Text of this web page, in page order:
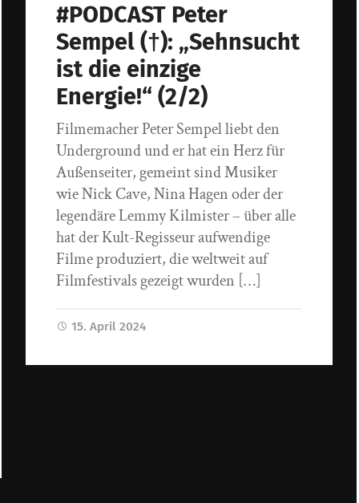
#PODCAST Peter
Sempel (†): „Sehnsucht
ist die einzige
Energie!“ (2/2)
Filmemacher Peter Sempel liebt den
Underground und er hat ein Herz für
Außenseiter, gemeint sind Musiker
wie Nick Cave, Nina Hagen oder der
legendäre Lemmy Kilmister – über alle
hat der Kult-Regisseur aufwendige
Filme produziert, die weltweit auf
Filmfestivals gezeigt wurden […]
15. April 2024